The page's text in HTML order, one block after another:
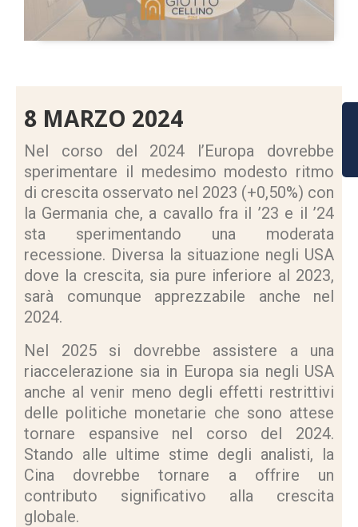
8 MARZO 2024
Nel corso del 2024 l’Europa dovrebbe
sperimentare il medesimo modesto ritmo
di crescita osservato nel 2023 (+0,50%) con
la Germania che, a cavallo fra il ’23 e il ’24
sta sperimentando una moderata
recessione. Diversa la situazione negli USA
dove la crescita, sia pure inferiore al 2023,
sarà comunque apprezzabile anche nel
2024.
Nel 2025 si dovrebbe assistere a una
riaccelerazione sia in Europa sia negli USA
anche al venir meno degli effetti restrittivi
delle politiche monetarie che sono attese
tornare espansive nel corso del 2024.
Stando alle ultime stime degli analisti, la
Cina dovrebbe tornare a offrire un
contributo significativo alla crescita
globale.